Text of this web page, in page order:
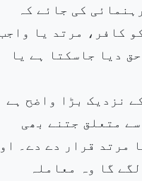
کی جائے کہ
کافر، مرتد یا
دیا جاسکتا ہے یا
نزدیک بڑا واضح ہے
متعلق جتنے بھی
مرتد قرار دے دے۔
گا وہ معاملہ